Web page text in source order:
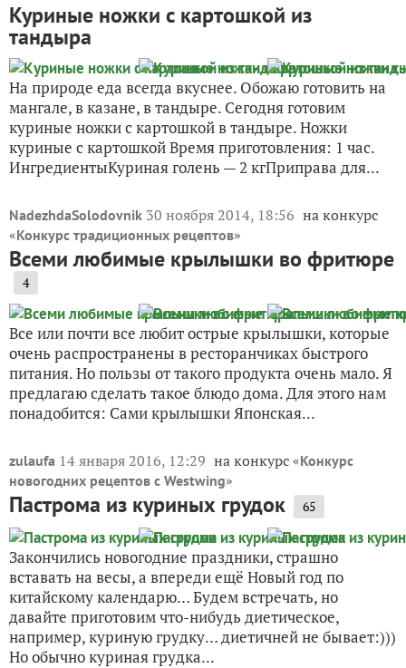
Куриные ножки с картошкой из
тандыра
На природе еда всегда вкуснее. Обожаю готовить на
мангале, в казане, в тандыре. Сегодня готовим
куриные ножки с картошкой в тандыре. Ножки
куриные с картошкой Время приготовления: 1 час.
ИнгредиентыКуриная голень — 2 кгПриправа для...
NadezhdaSolodovnik 30 ноября 2014, 18:56 на конкурс
«Конкурс традиционных рецептов»
Всеми любимые крылышки во фритюре
4
Все или почти все любит острые крылышки, которые
очень распространены в ресторанчиках быстрого
питания. Но пользы от такого продукта очень мало. Я
предлагаю сделать такое блюдо дома. Для этого нам
понадобится: Сами крылышки Японская...
zulaufa 14 января 2016, 12:29 на конкурс «Конкурс
новогодних рецептов с Westwing»
Пастрома из куриных грудок 65
Закончились новогодние праздники, страшно
вставать на весы, а впереди ещё Новый год по
китайскому календарю… Будем встречать, но
давайте приготовим что-нибудь диетическое,
например, куриную грудку… диетичней не бывает:)))
Но обычно куриная грудка...